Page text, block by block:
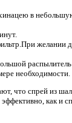
в
желании
необходимости.
что спрей из
как и